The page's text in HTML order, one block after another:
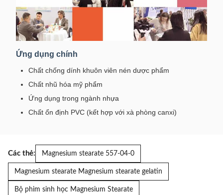
Ứng dụng chính
Chất chống dính khuôn viên nén dược phẩm
Chất nhũ hóa mỹ phẩm
Ứng dụng trong ngành nhựa
Chất ổn định PVC (kết hợp với xà phòng canxi)
Các thẻ: Magnesium stearate 557-04-0
Magnesium stearate Magnesium stearate gelatin
Bộ phim sinh học Magnesium Stearate